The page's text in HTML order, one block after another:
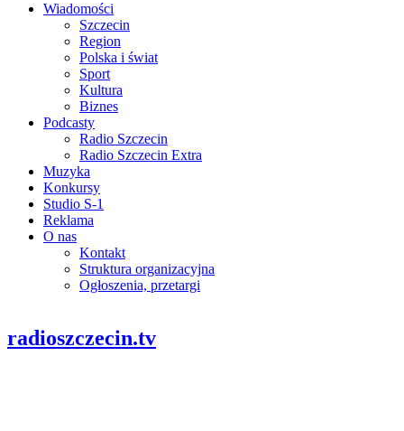
Wiadomości
Szczecin
Region
Polska i świat
Sport
Kultura
Biznes
Podcasty
Radio Szczecin
Radio Szczecin Extra
Muzyka
Konkursy
Studio S-1
Reklama
O nas
Kontakt
Struktura organizacyjna
Ogłoszenia, przetargi
radioszczecin.tv